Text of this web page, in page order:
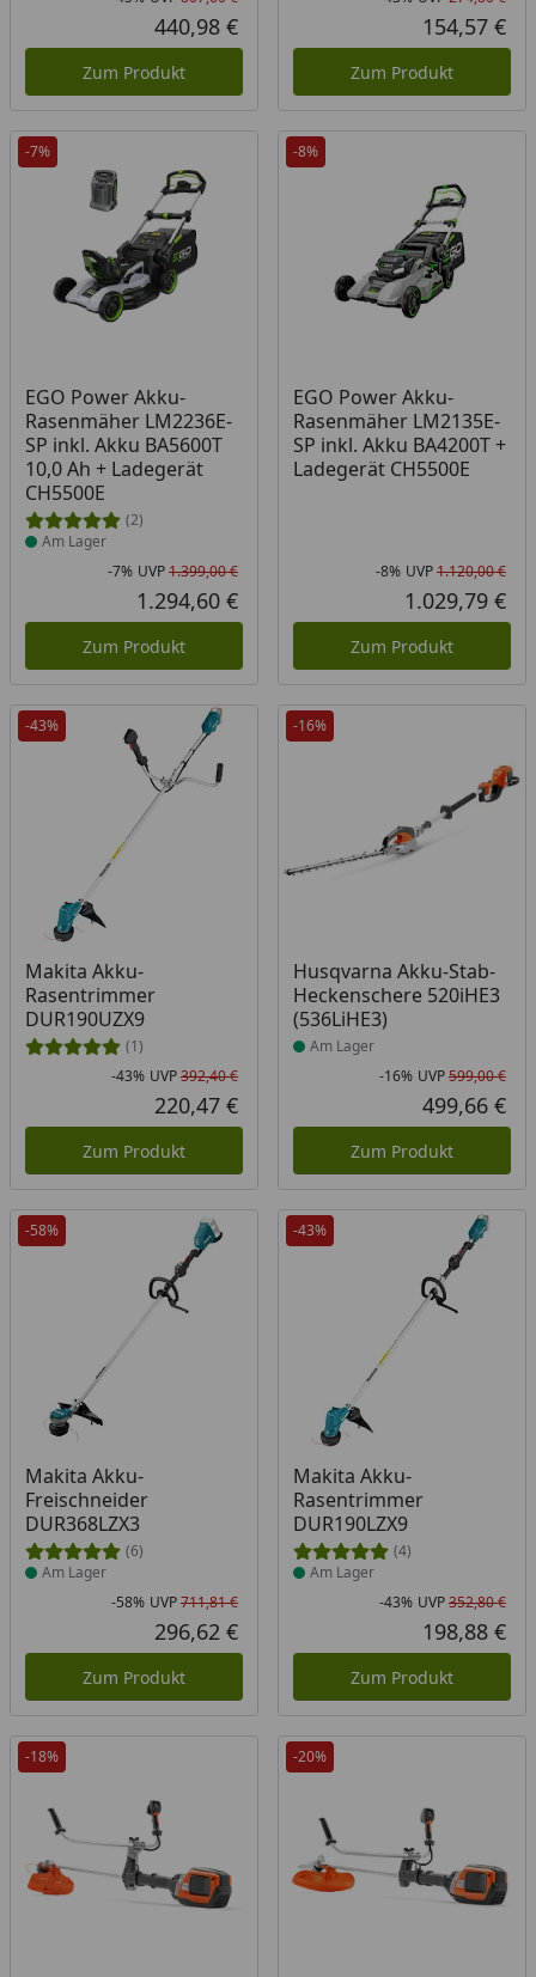
Rabatt in Prozent
Ursprünglicher Preis
Aktueller Preis
440,98 €
Zum Produkt
154,57 €
Zum Produkt
-7%
EGO Power Akku-
Rasenmäher LM2236E-
SP inkl. Akku BA5600T
10,0 Ah + Ladegerät
CH5500E
(2)
Produkt am Lager
Am Lager
Rabatt in Prozent
-7%
Ursprünglicher Preis
UVP1.399,00 €
Aktueller Preis
1.294,60 €
Zum Produkt
-8%
EGO Power Akku-
Rasenmäher LM2135E-
SP inkl. Akku BA4200T +
Ladegerät CH5500E
-8% UVP1.120,00 €
1.029,79 €
Zum Produkt
-43%
Makita Akku-
Rasentrimmer
DUR190UZX9
(1)
Rabatt in Prozent
-43%
Ursprünglicher Preis
UVP392,40 €
Aktueller Preis
220,47 €
Zum Produkt
-16%
Husqvarna Akku-Stab-
Heckenschere 520iHE3
(536LiHE3)
Produkt am Lager
Am Lager
-16% UVP599,00 €
499,66 €
Zum Produkt
-58%
Makita Akku-
Freischneider
DUR368LZX3
(6)
Produkt am Lager
Am Lager
Rabatt in Prozent
-58%
Ursprünglicher Preis
UVP711,81 €
Aktueller Preis
296,62 €
Zum Produkt
-43%
Makita Akku-
Rasentrimmer
DUR190LZX9
(4)
Produkt am Lager
Am Lager
-43% UVP352,80 €
198,88 €
Zum Produkt
-18% -20%